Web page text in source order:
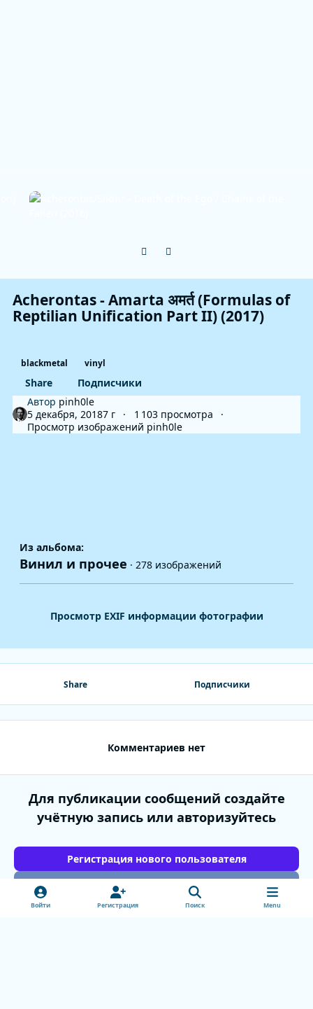
Previous carousel slide
Next carousel slide
Acherontas - Amarta अमर्त (Formulas of
Reptilian Unification Part II) (2017)
blackmetal vinyl
Share
Подписчики
Автор pinh0le
5 декабря, 20187 г
1 103 просмотра
Просмотр изображений pinh0le
Из альбома:
Винил и прочее · 278 изображений
Просмотр EXIF информации фотографии
Share Подписчики
Комментариев нет
Для публикации сообщений создайте
учётную запись или авторизуйтесь
Регистрация нового пользователя
Войти Регистрация Поиск Menu